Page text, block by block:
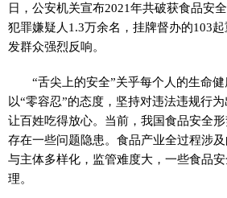
日，公安机关宣布2021年共破获食品安
犯罪嫌疑人1.3万余名，挂牌督办的103
发群众强烈反响。
“舌尖上的安全”关乎每个人的生命
以“零容忍”的态度，坚持对违法违规行
让百姓吃得放心。当前，我国食品安全
存在一些问题隐患。食品产业全过程涉
与主体多样化，监管难度大，一些食品
理。